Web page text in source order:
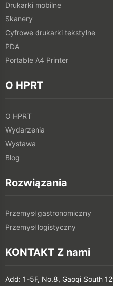
Drukarki mobilne
Skanery
Cyfrowe drukarki tekstylne
PDA
Portable A4 Printer
O HPRT
O HPRT
Wydarzenia
Wystawa
Blog
Rozwiązania
Przemysł gastronomiczny
Przemysł logistyczny
KONTAKT Z nami
Add: 1-5F, No.8, Gaoqi South